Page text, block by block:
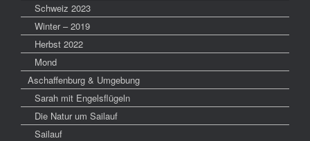
Schweiz 2023
Winter – 2019
Herbst 2022
Mond
Aschaffenburg & Umgebung
Sarah mit Engelsflügeln
Die Natur um Sailauf
Sailauf